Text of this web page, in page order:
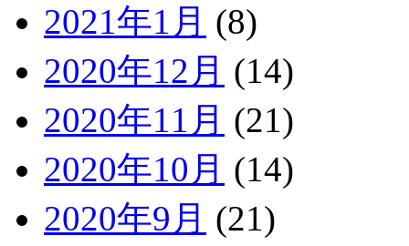
2021年1月 (8)
2020年12月 (14)
2020年11月 (21)
2020年10月 (14)
2020年9月 (21)